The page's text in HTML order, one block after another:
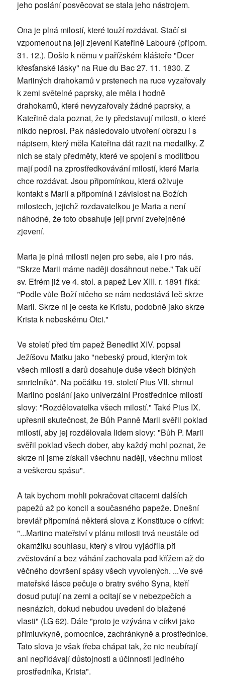
jeho poslání posvěcovat se stala jeho nástrojem.
Ona je plná milostí, které touží rozdávat. Stačí si
vzpomenout na její zjevení Kateřině Labouré (připom.
31. 12.). Došlo k němu v pařížském klášteře "Dcer
křesťanské lásky" na Rue du Bac 27. 11. 1830. Z
Mariiných drahokamů v prstenech na ruce vyzařovaly
k zemi světelné paprsky, ale měla i hodně
drahokamů, které nevyzařovaly žádné paprsky, a
Kateřině dala poznat, že ty představují milosti, o které
nikdo neprosí. Pak následovalo utvoření obrazu i s
nápisem, který měla Kateřina dát razit na medailky. Z
nich se staly předměty, které ve spojení s modlitbou
mají podíl na zprostředkovávání milostí, které Maria
chce rozdávat. Jsou připomínkou, která oživuje
kontakt s Marií a připomíná i závislost na Božích
milostech, jejichž rozdavatelkou je Maria a není
náhodné, že toto obsahuje její první zveřejněné
zjevení.
Maria je plná milosti nejen pro sebe, ale i pro nás.
"Skrze Marii máme naději dosáhnout nebe." Tak učí
sv. Efrém již ve 4. stol. a papež Lev XIII. r. 1891 říká:
"Podle vůle Boží ničeho se nám nedostává leč skrze
Marii. Skrze ni je cesta ke Kristu, podobně jako skrze
Krista k nebeskému Otci."
Ve století před tím papež Benedikt XIV. popsal
Ježíšovu Matku jako "nebeský proud, kterým tok
všech milostí a darů dosahuje duše všech bídných
smrtelníků". Na počátku 19. století Pius VII. shrnul
Mariino poslání jako univerzální Prostřednice milostí
slovy: "Rozdělovatelka všech milostí." Také Pius IX.
upřesnil skutečnost, že Bůh Panně Marii svěřil poklad
milostí, aby jej rozdělovala lidem slovy: "Bůh P. Marii
svěřil poklad všech dober, aby každý mohl poznat, že
skrze ni jsme získali všechnu naději, všechnu milost
a veškerou spásu".
A tak bychom mohli pokračovat citacemi dalších
papežů až po koncil a současného papeže. Dnešní
breviář připomíná některá slova z Konstituce o církvi:
"...Mariino mateřství v plánu milosti trvá neustále od
okamžiku souhlasu, který s vírou vyjádřila při
zvěstování a bez váhání zachovala pod křížem až do
věčného dovršení spásy všech vyvolených. ...Ve své
mateřské lásce pečuje o bratry svého Syna, kteří
dosud putují na zemi a ocitají se v nebezpečích a
nesnázích, dokud nebudou uvedeni do blažené
vlasti" (LG 62). Dále "proto je vzývána v církvi jako
přímluvkyně, pomocnice, zachránkyně a prostřednice.
Tato slova je však třeba chápat tak, že nic neubírají
ani nepřidávají důstojnosti a účinnosti jediného
prostředníka, Krista".